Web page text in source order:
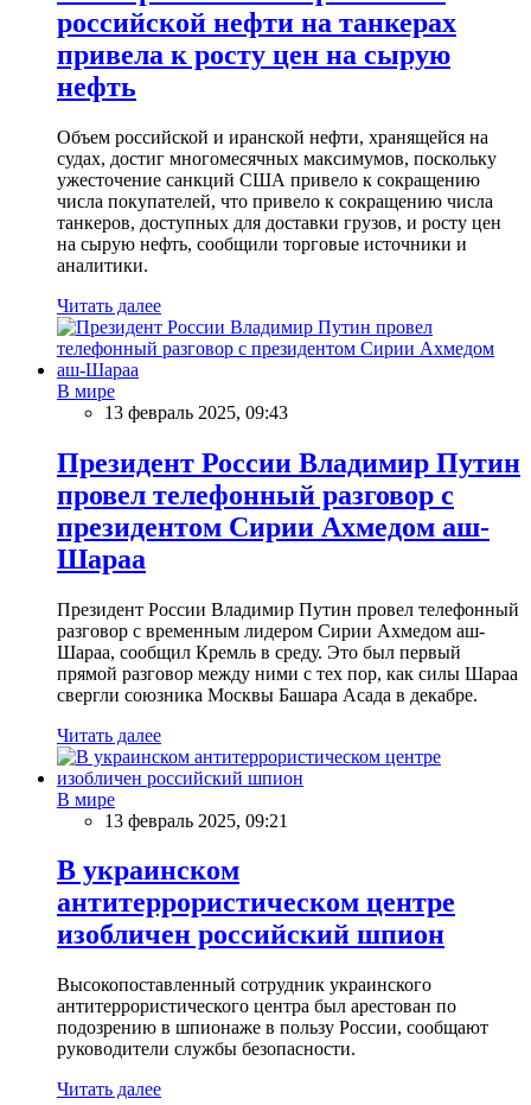
российской нефти на танкерах
привела к росту цен на сырую
нефть
Объем российской и иранской нефти, хранящейся на
судах, достиг многомесячных максимумов, поскольку
ужесточение санкций США привело к сокращению
числа покупателей, что привело к сокращению числа
танкеров, доступных для доставки грузов, и росту цен
на сырую нефть, сообщили торговые источники и
аналитики.
Читать далее
В мире
13 февраль 2025, 09:43
Президент России Владимир Путин
провел телефонный разговор с
президентом Сирии Ахмедом аш-
Шараа
Президент России Владимир Путин провел телефонный
разговор с временным лидером Сирии Ахмедом аш-
Шараа, сообщил Кремль в среду. Это был первый
прямой разговор между ними с тех пор, как силы Шараа
свергли союзника Москвы Башара Асада в декабре.
Читать далее
В мире
13 февраль 2025, 09:21
В украинском
антитеррористическом центре
изобличен российский шпион
Высокопоставленный сотрудник украинского
антитеррористического центра был арестован по
подозрению в шпионаже в пользу России, сообщают
руководители службы безопасности.
Читать далее